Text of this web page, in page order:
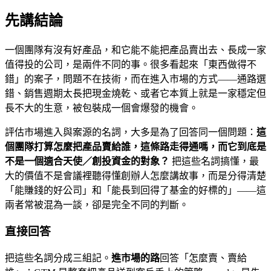
先講結論
一個團隊有沒有好產品，和它能不能把產品賣出去、長成一家
值得投的公司，是兩件不同的事。很多看起來「東西做得不
錯」的案子，問題不在技術，而在進入市場的方式——通路選
錯、銷售週期太長把現金燒乾、或者它本質上就是一家穩定但
長不大的生意，被包裝成一個會爆發的機會。
評估市場進入與案源的名詞，大多是為了回答同一個問題： 這
個團隊打算怎麼把產品賣給誰，這條路走得通嗎，而它到底是
不是一個適合天使／創投資金的對象？ 把這些名詞搞懂，最
大的價值不是會議裡聽得懂創辦人怎麼講故事，而是分得清楚
「能賺錢的好公司」和「能長到回得了基金的好標的」——這
兩者常被混為一談，卻是完全不同的判斷。
直接回答
把這些名詞分成三組記。 進市場的路回答「怎麼賣、賣給